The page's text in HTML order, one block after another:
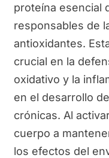
proteína esencial
responsables de
antioxidantes.
crucial en la
oxidativo y la
en el desarrollo
crónicas. Al
cuerpo a
los efectos del